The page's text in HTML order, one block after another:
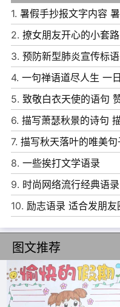
6、 从不奢求生活能给予
我的!
7、 我们太在意日常生活
节，这会让自己压力扩大
念，唯一的方法就是放松
1. 暑假手抄报文字内容
2. 撩女朋友开心的小套
3. 预防新型肺炎宣传标
4. 一句禅语道尽人生 一
5. 致敬白衣天使的语句
6. 描写萧瑟秋景的诗句
7. 描写秋天落叶的唯美
8. 一些挨打文学语录
9. 时尚网络流行经典语录
10. 励志语录 适合发朋
图文推荐